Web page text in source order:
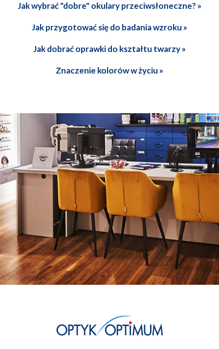
Jak wybrać "dobre" okulary przeciwsłoneczne? »
Jak przygotować się do badania wzroku »
Jak dobrać oprawki do kształtu twarzy »
Znaczenie kolorów w życiu »